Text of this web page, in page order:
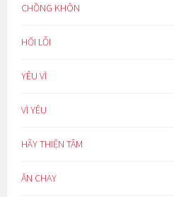
CHỒNG KHÔN
HỐI LỖI
YÊU VÌ
VÌ YÊU
HÃY THIỆN TÂM
ĂN CHAY